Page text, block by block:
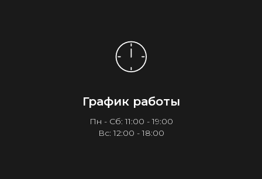
График работы
Пн - Сб: 11:00 - 19:00
Вс: 12:00 - 18:00